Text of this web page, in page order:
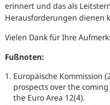
erinnert und das als
Herausforderungen dienen
Vielen Dank für Ihre
Fußnoten:
Europäische Kommission
prospects over the
the Euro Area 12(4).